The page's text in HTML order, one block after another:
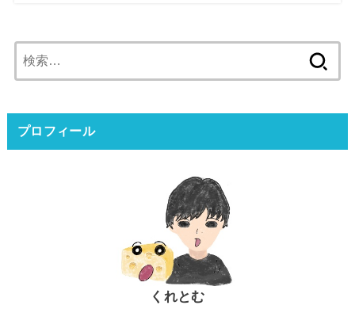
索:
プロフィール
くれとむ